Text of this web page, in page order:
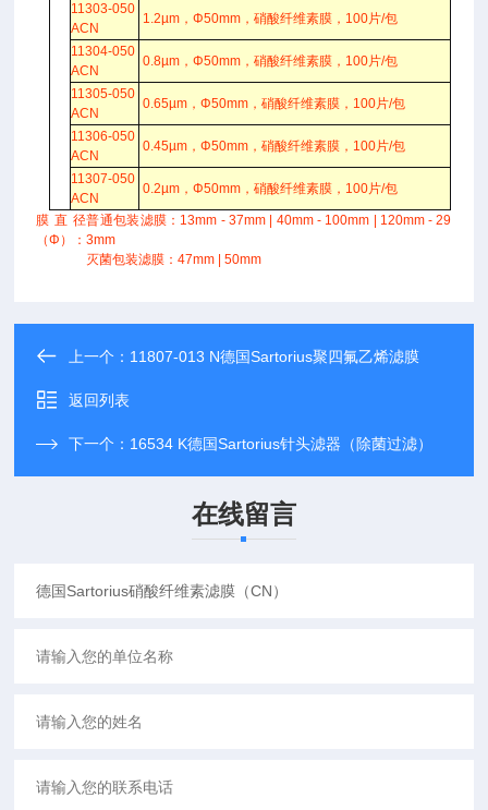
11303-050
ACN
1.2µm，Φ50mm，硝酸纤维素膜，100片/包
11304-050
ACN
0.8µm，Φ50mm，硝酸纤维素膜，100片/包
11305-050
ACN
0.65µm，Φ50mm，硝酸纤维素膜，100片/包
11306-050
ACN
0.45µm，Φ50mm，硝酸纤维素膜，100片/包
11307-050
ACN
0.2µm，Φ50mm，硝酸纤维素膜，100片/包
膜直径
（Φ）：
普通包装滤膜：13mm - 37mm | 40mm - 100mm | 120mm - 29
3mm
灭菌包装滤膜：47mm | 50mm
上一个： 11807-013 N德国Sartorius聚四氟乙烯滤膜
返回列表
下一个： 16534 K德国Sartorius针头滤器（除菌过滤）
在线留言